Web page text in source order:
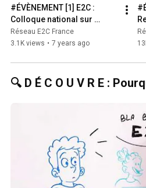
#ÉVÈNEMENT [1] E2C :
Colloque national sur
l'insertion des jeunes par
les compétences 📖🖊️
Réseau E2C France
3.1K views • 7 years ago
🔍 D É C O